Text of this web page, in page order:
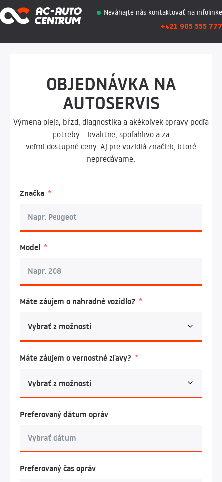
Neváhajte nás kontaktovať na infolinke
+421 905 555 777
OBJEDNÁVKA NA
AUTOSERVIS
Výmena oleja, bŕzd, diagnostika a akékoľvek opravy podľa
potreby – kvalitne, spoľahlivo a za
veľmi dostupné ceny. Aj pre vozidlá značiek, ktoré
nepredávame.
Značka
Model
Máte záujem o nahradné vozidlo?
Máte záujem o vernostné zľavy?
Preferovaný dátum opráv
Preferovaný čas opráv